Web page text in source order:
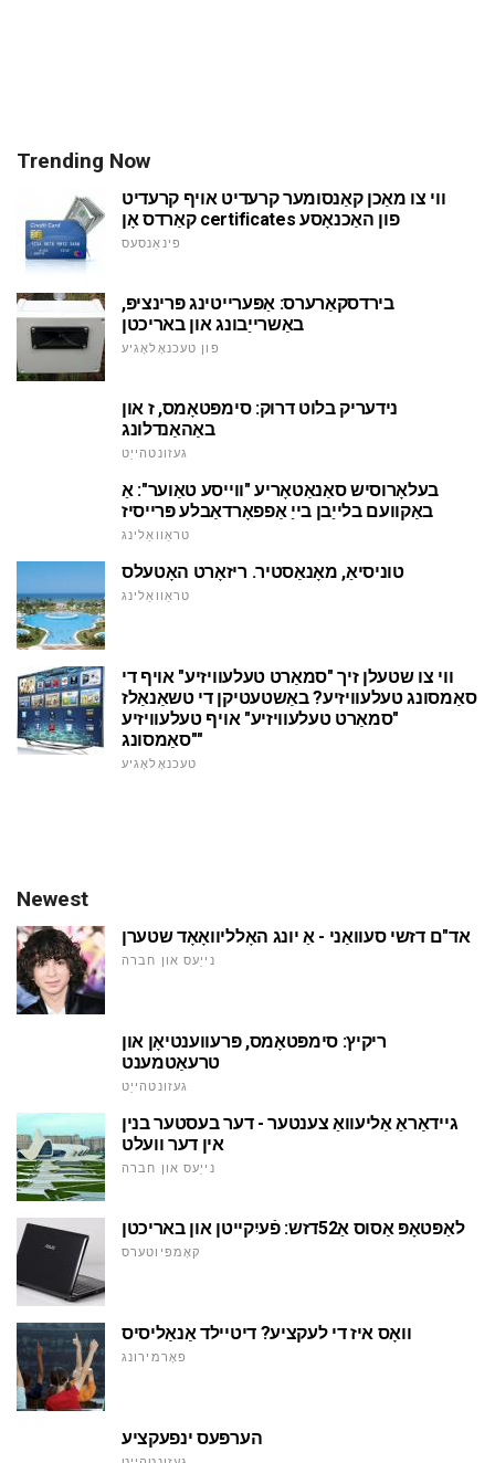
Trending Now
ווי צו מאַכן קאַנסומער קרעדיט אויף קרעדיט
קאַרדס אָן certificates פון האַכנאָסע
פינאַנסעס
בירדסקאַרערס: אַפּערייטינג פּרינציפּ,
באַשרייַבונג און באריכטן
פון טעכנאָלאָגיע
נידעריק בלוט דרוק: סימפּטאָמס, ז און
באַהאַנדלונג
געזונטהייַט
בעלאָרוסיש סאַנאַטאָריע "ווייסע טאַוער": אַ
באַקוועם בלייַבן בייַ אַפפאָרדאַבלע פּרייסיז
טראַוואַלינג
טוניסיאַ, מאָנאַסטיר. ריזאָרט האָטעלס
טראַוואַלינג
ווי צו שטעלן זיך "סמאַרט טעלעוויזיע" אויף די
סאַמסונג טעלעוויזיע? באַשטעטיקן די טשאַנאַלז
"סמאַרט טעלעוויזיע" אויף טעלעוויזיע
"סאַמסונג"
טעכנאָלאָגיע
Newest
אד"ם דזשי סעוואַני - אַ יונג האָלליוואָאָד שטערן
נייַעס און חברה
ריקיץ: סימפּטאָמס, פּרעווענטיאָן און
טרעאַטמענט
געזונטהייַט
גיידאַראַ אַליעוואַ צענטער - דער בעסטער בנין
אין דער וועלט
נייַעס און חברה
לאַפּטאָפּ אַסוס אַ52דזש: פֿעיִקייטן און באריכטן
קאָמפּיוטערס
וואָס איז די לעקציע? דיטיילד אַנאַליסיס
פאָרמירונג
הערפּעס ינפעקציע